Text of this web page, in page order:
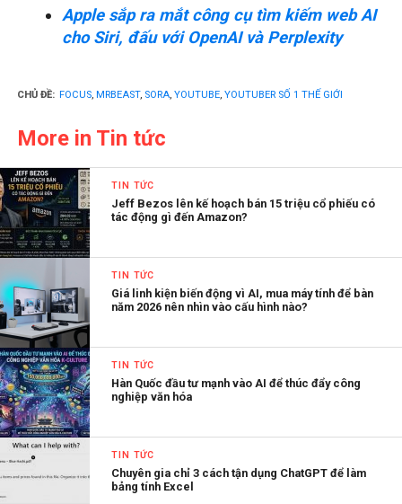
Apple sắp ra mắt công cụ tìm kiếm web AI
cho Siri, đấu với OpenAI và Perplexity
CHỦ ĐỀ: FOCUS, MRBEAST, SORA, YOUTUBE, YOUTUBER SỐ 1 THẾ GIỚI
More in Tin tức
TIN TỨC
Jeff Bezos lên kế hoạch bán 15 triệu cổ phiếu có
tác động gì đến Amazon?
TIN TỨC
Giá linh kiện biến động vì AI, mua máy tính để bàn
năm 2026 nên nhìn vào cấu hình nào?
TIN TỨC
Hàn Quốc đầu tư mạnh vào AI để thúc đẩy công
nghiệp văn hóa
TIN TỨC
Chuyên gia chỉ 3 cách tận dụng ChatGPT để làm
bảng tính Excel